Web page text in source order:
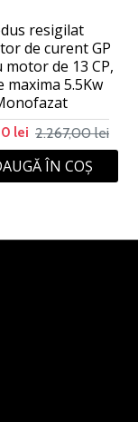
resigilat
de curent GP
motor de 13 CP,
maxima 5.5Kw
lei 2.267,00 lei
ÎN COŞ